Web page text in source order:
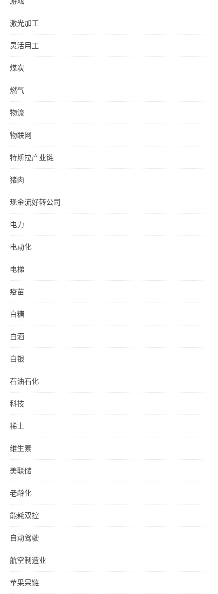
激光加工
灵活用工
煤炭
燃气
物流
物联网
特斯拉产业链
猪肉
现金流好转公司
电力
电动化
电梯
疫苗
白糖
白酒
白银
石油石化
科技
稀土
维生素
美联储
老龄化
能耗双控
自动驾驶
航空制造业
苹果果链